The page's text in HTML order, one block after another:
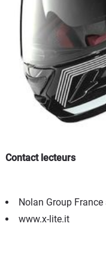
Contact lecteurs
Nolan Group
www.x-lite.it